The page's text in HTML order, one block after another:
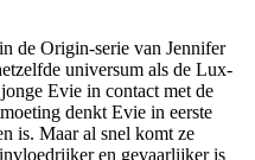
de Origin-serie van Jennifer
universum als de Lux-
Evie in contact met de
denkt Evie in eerste
is. Maar al snel komt ze
en gevaarlijker is